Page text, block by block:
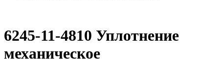
6245-11-4810 Уплотнение
механическое